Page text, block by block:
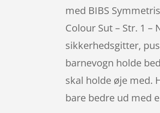
med BIBS
Colour Sut – Str. 1
sikkerhedsgitter,
barnevogn holde
skal holde øje med.
bare bedre ud med